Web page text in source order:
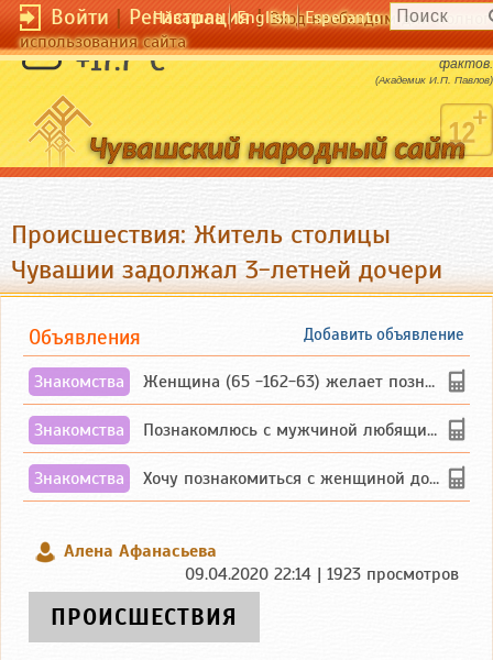
Войти|Регистрация|Вход необходим для
использования сайта
Чӑвашла English Esperanto
+17.7 °C
Пока в голове нет идеи, глаза не видят
фактов.
(Академик И.П. Павлов)
Происшествия: Житель столицы
Чувашии задолжал 3-летней дочери
Добавить объявление
Объявления
Знакомства Женщина (65 -162-63) желает познакомиться с одиноким, добродушным, без вредных ...
Знакомства Познакомлюсь с мужчиной любящим танцевать и петь на родном чувашском языке
Знакомства Хочу познакомиться с женщиной до 55 лет чувашской или русской национальности дл...
Алена Афанасьева
09.04.2020 22:14 | 1923 просмотров
ПРОИСШЕСТВИЯ